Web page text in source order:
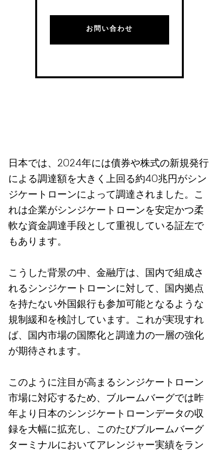
お問い合わせ
日本では、2024年には債券や株式の新規発行
による調達額を大きく上回る約40兆円がシン
ジケートローンによって調達されました。こ
れは企業がシンジケートローンを安定かつ柔
軟な資金調達手段として重視している証左で
もあります。
こうした背景の中、金融庁は、国内で組成さ
れるシンジケートローンに対して、国内拠点
を持たない外国銀行も参加可能となるような
規制緩和を検討しています。これが実現すれ
ば、国内市場の国際化と調達力の一層の強化
が期待されます。
このように注目が高まるシンジケートローン
市場に対応するため、ブルームバーグでは昨
年より日本のシンジケートローンデータの収
録を大幅に拡充し、このたびブルームバーグ
ターミナルにおいてアレンジャー実績をラン